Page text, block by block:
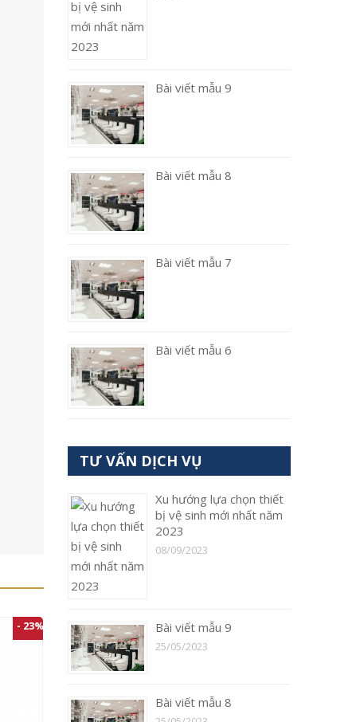
- 23%
Bài viết mẫu 9
Bài viết mẫu 8
Bài viết mẫu 7
Bài viết mẫu 6
TƯ VẤN DỊCH VỤ
Xu hướng lựa chọn thiết
bị vệ sinh mới nhất năm
2023
08/09/2023
Bài viết mẫu 9
25/05/2023
Bài viết mẫu 8